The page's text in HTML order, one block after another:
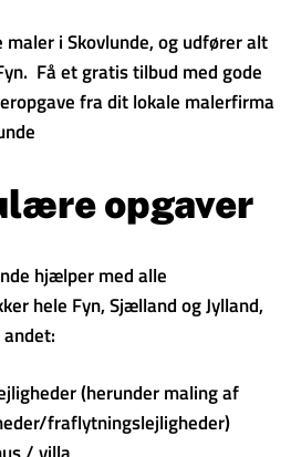
i Skovlunde, og udfører alt
Få et gratis tilbud med gode
fra dit lokale malerfirma
opgaver
hjælper med alle
hele Fyn, Sjælland og Jylland,
(herunder maling af
fraflytningslejligheder)